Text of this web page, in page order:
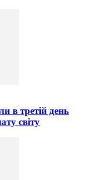
в третій день
світу